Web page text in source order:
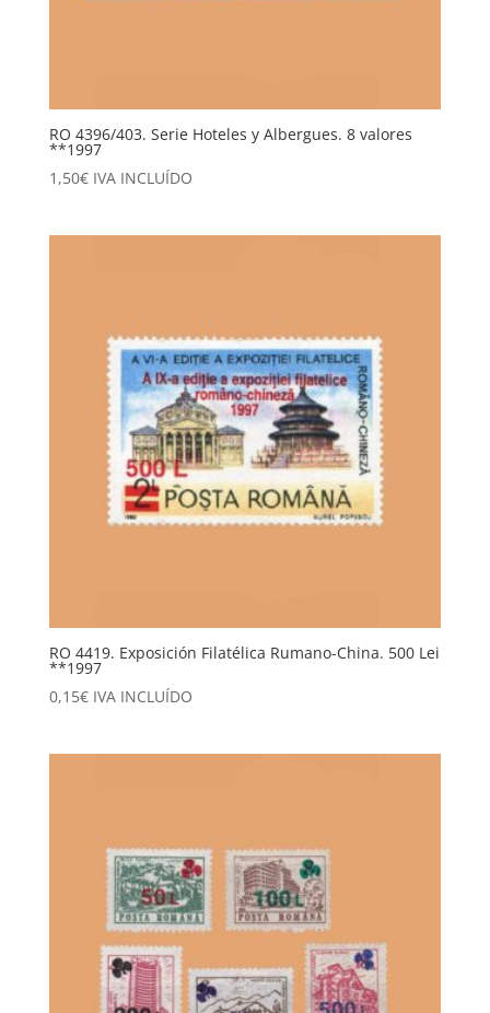
RO 4396/403. Serie Hoteles y Albergues. 8 valores
**1997
1,50€ IVA INCLUÍDO
RO 4419. Exposición Filatélica Rumano-China. 500 Lei
**1997
0,15€ IVA INCLUÍDO